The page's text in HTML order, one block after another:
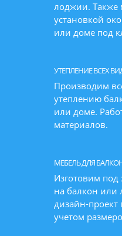
лоджии. Также
установкой
или доме под
УТЕПЛЕНИЕ ВСЕХ
Производим
утеплению
или доме.
материалов.
МЕБЕЛЬ ДЛЯ
Изготовим
на балкон или
дизайн-
учетом